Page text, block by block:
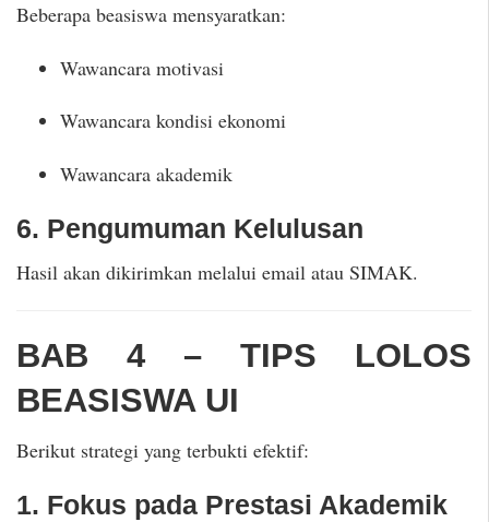
Beberapa beasiswa mensyaratkan:
Wawancara motivasi
Wawancara kondisi ekonomi
Wawancara akademik
6. Pengumuman Kelulusan
Hasil akan dikirimkan melalui email atau SIMAK.
BAB 4 – TIPS LOLOS
BEASISWA UI
Berikut strategi yang terbukti efektif:
1. Fokus pada Prestasi Akademik